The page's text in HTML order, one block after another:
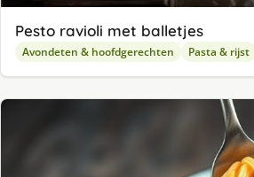
Pesto ravioli met balletjes
Avondeten & hoofdgerechten Pasta & rijst